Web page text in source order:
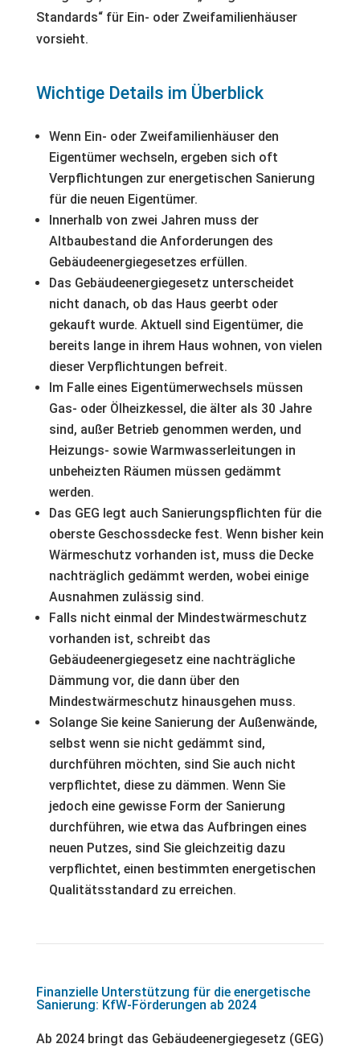
Standards“ für Ein- oder Zweifamilienhäuser
vorsieht.
Wichtige Details im Überblick
Wenn Ein- oder Zweifamilienhäuser den
Eigentümer wechseln, ergeben sich oft
Verpflichtungen zur energetischen Sanierung
für die neuen Eigentümer.
Innerhalb von zwei Jahren muss der
Altbaubestand die Anforderungen des
Gebäudeenergiegesetzes erfüllen.
Das Gebäudeenergiegesetz unterscheidet
nicht danach, ob das Haus geerbt oder
gekauft wurde. Aktuell sind Eigentümer, die
bereits lange in ihrem Haus wohnen, von vielen
dieser Verpflichtungen befreit.
Im Falle eines Eigentümerwechsels müssen
Gas- oder Ölheizkessel, die älter als 30 Jahre
sind, außer Betrieb genommen werden, und
Heizungs- sowie Warmwasserleitungen in
unbeheizten Räumen müssen gedämmt
werden.
Das GEG legt auch Sanierungspflichten für die
oberste Geschossdecke fest. Wenn bisher kein
Wärmeschutz vorhanden ist, muss die Decke
nachträglich gedämmt werden, wobei einige
Ausnahmen zulässig sind.
Falls nicht einmal der Mindestwärmeschutz
vorhanden ist, schreibt das
Gebäudeenergiegesetz eine nachträgliche
Dämmung vor, die dann über den
Mindestwärmeschutz hinausgehen muss.
Solange Sie keine Sanierung der Außenwände,
selbst wenn sie nicht gedämmt sind,
durchführen möchten, sind Sie auch nicht
verpflichtet, diese zu dämmen. Wenn Sie
jedoch eine gewisse Form der Sanierung
durchführen, wie etwa das Aufbringen eines
neuen Putzes, sind Sie gleichzeitig dazu
verpflichtet, einen bestimmten energetischen
Qualitätsstandard zu erreichen.
Finanzielle Unterstützung für die energetische
Sanierung: KfW-Förderungen ab 2024
Ab 2024 bringt das Gebäudeenergiegesetz (GEG)